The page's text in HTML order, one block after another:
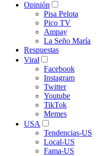
Opinión
Pisa Pelota
Pico TV
Ampay
La Seño María
Respuestas
Viral
Facebook
Instagram
Twitter
Youtube
TikTok
Memes
USA
Tendencias-US
Local-US
Fama-US